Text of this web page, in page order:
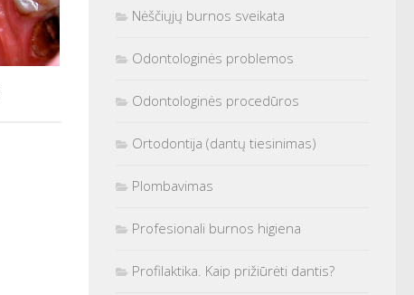
Nėščiųjų burnos sveikata
Odontologinės problemos
Odontologinės procedūros
Ortodontija (dantų tiesinimas)
Plombavimas
Profesionali burnos higiena
Profilaktika. Kaip prižiūrėti dantis?